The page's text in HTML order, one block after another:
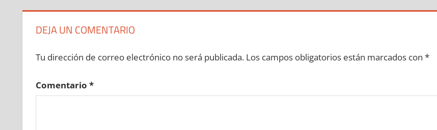
DEJA UN COMENTARIO
Tu dirección de correo electrónico no será publicada. Los campos obligatorios están marcados con *
Comentario *